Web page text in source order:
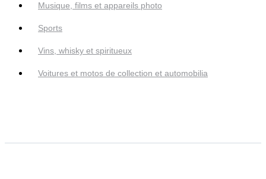
Musique, films et appareils photo
Sports
Vins, whisky et spiritueux
Voitures et motos de collection et automobilia